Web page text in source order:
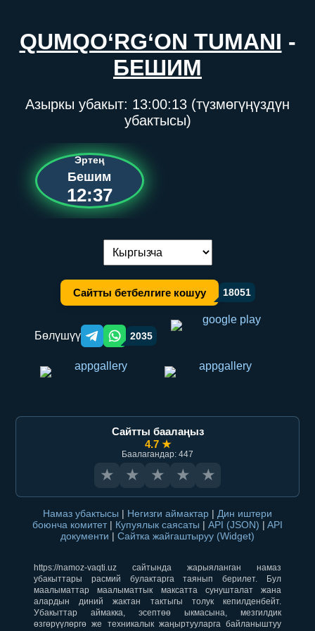
QUMQO‘RG‘ON TUMANI -
БЕШИМ
Азыркы убакыт: 13:00:13 (түзмөгүңүздүн
убактысы)
Эртең
Бешим
12:37
Тилди алмаштыруу:
Сайтты бетбелгиге кошуу 18051
Бөлүшүү Telegram orqali ulashish
WhatsApp orqali ulashish
2035
Сайтты баалаңыз
4.7 ★
Баалагандар: 447
★ ★ ★ ★ ★
Намаз убактысы | Негизги аймактар | Дин иштери
боюнча комитет | Купуялык саясаты | API (JSON) | API
документи | Сайтка жайгаштыруу (Widget)
https://namoz-vaqti.uz сайтында жарыяланган намаз
убакыттары расмий булактарга таянып берилет. Бул
маалыматтар маалыматтык максатта сунушталат жана
алардын диний жактан тактыгы толук кепилденбейт.
Убакыттар аймакка, эсептөө ыкмасына, мезгилдик
өзгөрүүлөргө же техникалык жаңыртууларга байланыштуу